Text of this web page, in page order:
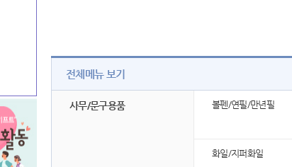
전체메뉴 보기
사무/문구용품 볼펜/연필/만년필
화일/지퍼화일